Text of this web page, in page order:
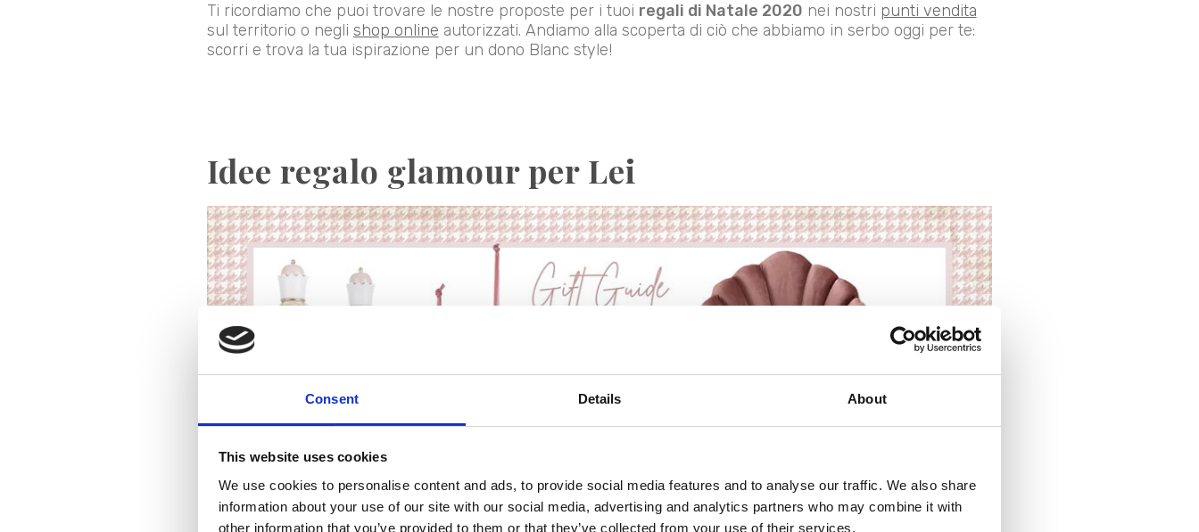
Consent Details About
This website uses cookies
We use cookies to personalise content and ads, to provide social media features and to analyse our traffic. We also share
information about your use of our site with our social media, advertising and analytics partners who may combine it with
other information that you’ve provided to them or that they’ve collected from your use of their services.
Ti ricordiamo che puoi trovare le nostre proposte per i tuoi regali di Natale 2020 nei nostri punti vendita
sul territorio o negli shop online autorizzati. Andiamo alla scoperta di ciò che abbiamo in serbo oggi per te:
scorri e trova la tua ispirazione per un dono Blanc style!
Idee regalo glamour per Lei